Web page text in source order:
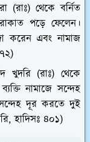
(রাঃ) থেকে বর্নিত
পড়ে ফেলেন।
করেন এবং নামাজ
খুদরি (রাঃ) থেকে
নামাজে সন্দেহ
দূর করতে দুই
হাদিসঃ ৪০১)